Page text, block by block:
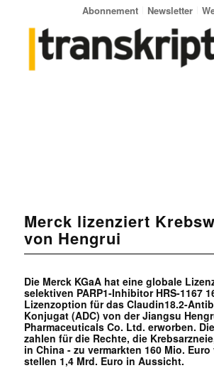
Abonnement Newsletter
Merck lizenziert
von Hengrui
Die Merck KGaA hat eine globale
selektiven PARP1-Inhibitor HRS-1167
Lizenzoption für das Claudin18.2-
Konjugat (ADC) von der Jiangsu
Pharmaceuticals Co. Ltd. erworben.
zahlen für die Rechte, die
in China - zu vermarkten 160 Mio.
stellen 1,4 Mrd. Euro in Aussicht.